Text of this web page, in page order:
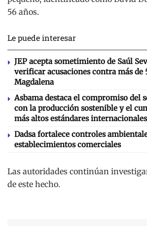
56 años.
Le puede interesar
JEP acepta sometimiento de Saúl
verificar acusaciones contra más de
Magdalena
Asbama destaca el compromiso del
con la producción sostenible y el
más altos estándares internacionales
Dadsa fortalece controles
establecimientos comerciales
Las autoridades continúan
de este hecho.